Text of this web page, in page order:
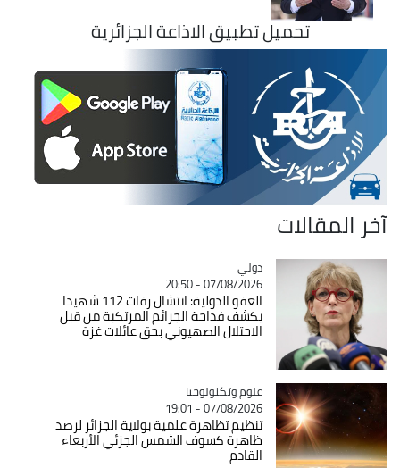
تحميل تطبيق الاذاعة الجزائرية
آخر المقالات
Catégorie
دولي
07/08/2026 - 20:50
العفو الدولية: انتشال رفات 112 شهيدا
يكشف فداحة الجرائم المرتكبة من قبل
الاحتلال الصهيوني بحق عائلات غزة
Catégorie
علوم وتكنولوجيا
07/08/2026 - 19:01
تنظيم تظاهرة علمية بولاية الجزائر لرصد
ظاهرة كسوف الشمس الجزئي الأربعاء
القادم